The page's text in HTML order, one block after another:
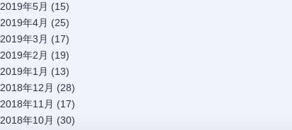
2019年5月 (15)
2019年4月 (25)
2019年3月 (17)
2019年2月 (19)
2019年1月 (13)
2018年12月 (28)
2018年11月 (17)
2018年10月 (30)